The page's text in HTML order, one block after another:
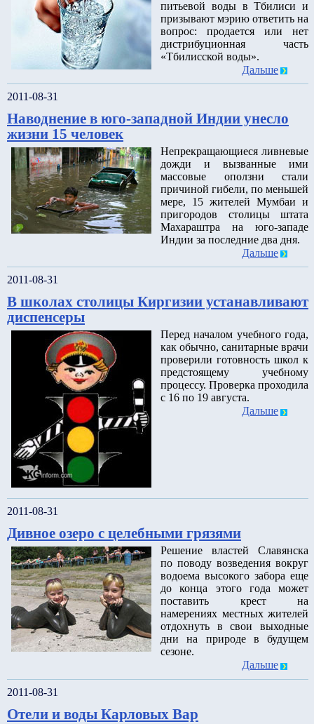
питьевой воды в Тбилиси и
призывают мэрию ответить на
вопрос: продается или нет
дистрибуционная часть
«Тбилисской воды».
Дальше
2011-08-31
Наводнение в юго-западной Индии унесло
жизни 15 человек
Непрекращающиеся ливневые
дожди и вызванные ими
массовые оползни стали
причиной гибели, по меньшей
мере, 15 жителей Мумбаи и
пригородов столицы штата
Махараштра на юго-западе
Индии за последние два дня.
Дальше
2011-08-31
В школах столицы Киргизии устанавливают
диспенсеры
Перед началом учебного года,
как обычно, санитарные врачи
проверили готовность школ к
предстоящему учебному
процессу. Проверка проходила
с 16 по 19 августа.
Дальше
2011-08-31
Дивное озеро с целебными грязями
Решение властей Славянска
по поводу возведения вокруг
водоема высокого забора еще
до конца этого года может
поставить крест на
намерениях местных жителей
отдохнуть в свои выходные
дни на природе в будущем
сезоне.
Дальше
2011-08-31
Отели и воды Карловых Вар